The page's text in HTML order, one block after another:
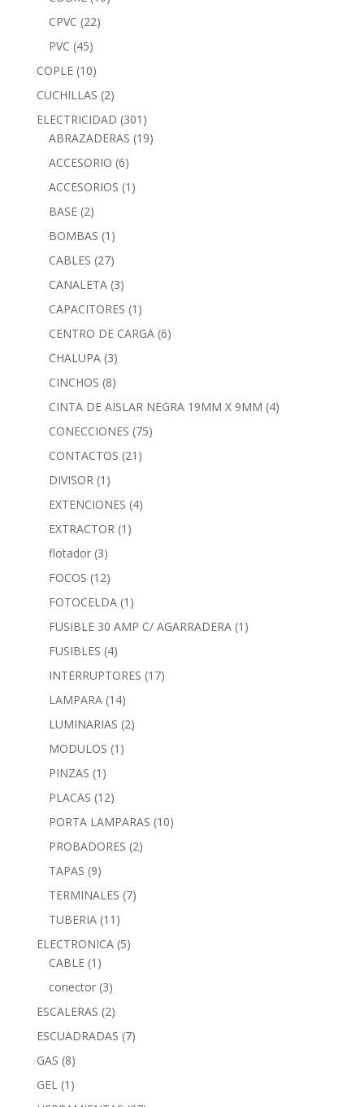
CPVC (22)
PVC (45)
COPLE (10)
CUCHILLAS (2)
ELECTRICIDAD (301)
ABRAZADERAS (19)
ACCESORIO (6)
ACCESORIOS (1)
BASE (2)
BOMBAS (1)
CABLES (27)
CANALETA (3)
CAPACITORES (1)
CENTRO DE CARGA (6)
CHALUPA (3)
CINCHOS (8)
CINTA DE AISLAR NEGRA 19MM X 9MM (4)
CONECCIONES (75)
CONTACTOS (21)
DIVISOR (1)
EXTENCIONES (4)
EXTRACTOR (1)
flotador (3)
FOCOS (12)
FOTOCELDA (1)
FUSIBLE 30 AMP C/ AGARRADERA (1)
FUSIBLES (4)
INTERRUPTORES (17)
LAMPARA (14)
LUMINARIAS (2)
MODULOS (1)
PINZAS (1)
PLACAS (12)
PORTA LAMPARAS (10)
PROBADORES (2)
TAPAS (9)
TERMINALES (7)
TUBERIA (11)
ELECTRONICA (5)
CABLE (1)
conector (3)
ESCALERAS (2)
ESCUADRADAS (7)
GAS (8)
GEL (1)